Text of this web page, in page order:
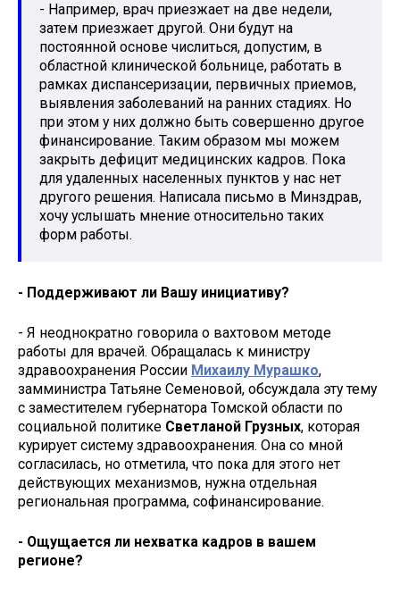
- Например, врач приезжает на две недели,
затем приезжает другой. Они будут на
постоянной основе числиться, допустим, в
областной клинической больнице, работать в
рамках диспансеризации, первичных приемов,
выявления заболеваний на ранних стадиях. Но
при этом у них должно быть совершенно другое
финансирование. Таким образом мы можем
закрыть дефицит медицинских кадров. Пока
для удаленных населенных пунктов у нас нет
другого решения. Написала письмо в Минздрав,
хочу услышать мнение относительно таких
форм работы.
- Поддерживают ли Вашу инициативу?
- Я неоднократно говорила о вахтовом методе
работы для врачей. Обращалась к министру
здравоохранения России Михаилу Мурашко,
замминистра Татьяне Семеновой, обсуждала эту тему
с заместителем губернатора Томской области по
социальной политике Светланой Грузных, которая
курирует систему здравоохранения. Она со мной
согласилась, но отметила, что пока для этого нет
действующих механизмов, нужна отдельная
региональная программа, софинансирование.
- Ощущается ли нехватка кадров в вашем
регионе?